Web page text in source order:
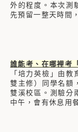
外的程度。本次測
先預留一整天時間
誰能考、在哪裡考
「培力英檢」由
雙主修）同學名額
雙溪校區。測驗分
中午，會有休息用